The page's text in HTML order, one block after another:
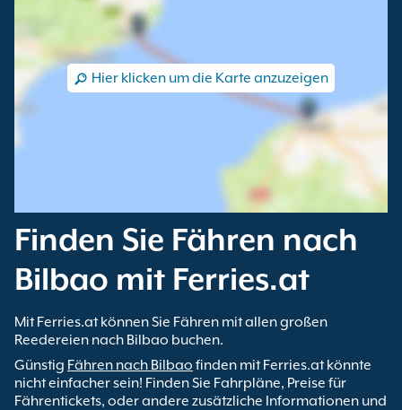
Hier klicken um die Karte anzuzeigen
Finden Sie Fähren nach
Bilbao mit Ferries.at
Mit Ferries.at können Sie Fähren mit allen großen
Reedereien nach Bilbao buchen.
Günstig Fähren nach Bilbao finden mit Ferries.at könnte
nicht einfacher sein! Finden Sie Fahrpläne, Preise für
Fährentickets, oder andere zusätzliche Informationen und